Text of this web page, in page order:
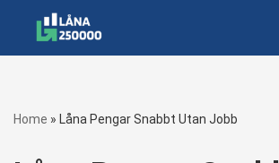
Home » Låna Pengar Snabbt Utan Jobb